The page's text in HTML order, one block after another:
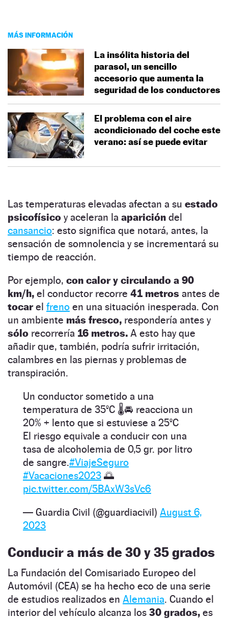
MÁS INFORMACIÓN
La insólita historia del
parasol, un sencillo
accesorio que aumenta la
seguridad de los conductores
El problema con el aire
acondicionado del coche este
verano: así se puede evitar
Las temperaturas elevadas afectan a su estado
psicofísico y aceleran la aparición del
cansancio: esto significa que notará, antes, la
sensación de somnolencia y se incrementará su
tiempo de reacción.
Por ejemplo, con calor y circulando a 90
km/h, el conductor recorre 41 metros antes de
tocarel freno en una situación inesperada. Con
un ambiente más fresco, respondería antes y
sólo recorrería 16 metros. A esto hay que
añadir que, también, podría sufrir irritación,
calambres en las piernas y problemas de
transpiración.
Un conductor sometido a una
temperatura de 35ºC 🌡🚘 reacciona un
20% + lento que si estuviese a 25ºC
El riesgo equivale a conducir con una
tasa de alcoholemia de 0,5 gr. por litro
de sangre.#ViajeSeguro
#Vacaciones2023 🌅
pic.twitter.com/5BAxW3sVc6
— Guardia Civil (@guardiacivil) August 6,
2023
Conducir a más de 30 y 35 grados
La Fundación del Comisariado Europeo del
Automóvil (CEA) se ha hecho eco de una serie
de estudios realizados en Alemania. Cuando el
interior del vehículo alcanza los 30 grados, es